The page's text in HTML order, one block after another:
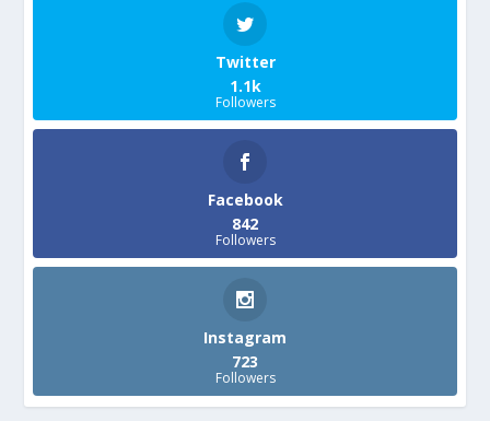
Twitter
1.1k
Followers
Facebook
842
Followers
Instagram
723
Followers